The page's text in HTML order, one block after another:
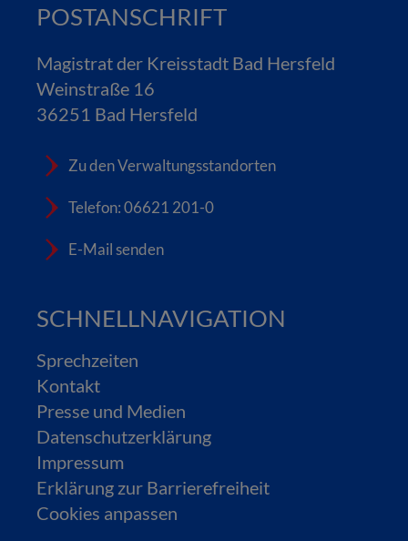
POSTANSCHRIFT
Magistrat der Kreisstadt Bad Hersfeld
Weinstraße 16
36251 Bad Hersfeld
Zu den Verwaltungsstandorten
Telefon: 06621 201-0
E-Mail senden
SCHNELLNAVIGATION
Sprechzeiten
Kontakt
Presse und Medien
Datenschutzerklärung
Impressum
Erklärung zur Barrierefreiheit
Cookies anpassen